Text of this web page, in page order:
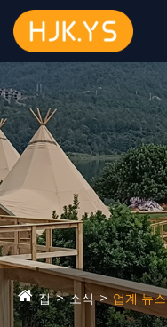
집 소식 업계 뉴스